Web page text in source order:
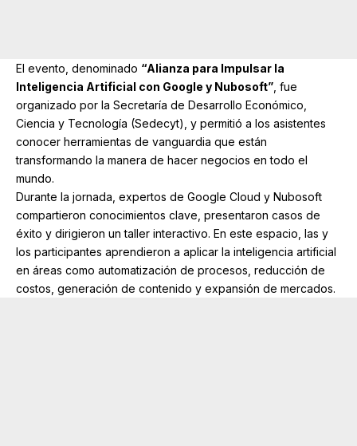
El evento, denominado “Alianza para Impulsar la
Inteligencia Artificial con Google y Nubosoft” , fue
organizado por la Secretaría de Desarrollo Económico,
Ciencia y Tecnología (Sedecyt), y permitió a los asistentes
conocer herramientas de vanguardia que están
transformando la manera de hacer negocios en todo el
mundo.
Durante la jornada, expertos de Google Cloud y Nubosoft
compartieron conocimientos clave, presentaron casos de
éxito y dirigieron un taller interactivo. En este espacio, las y
los participantes aprendieron a aplicar la inteligencia artificial
en áreas como automatización de procesos, reducción de
costos, generación de contenido y expansión de mercados.